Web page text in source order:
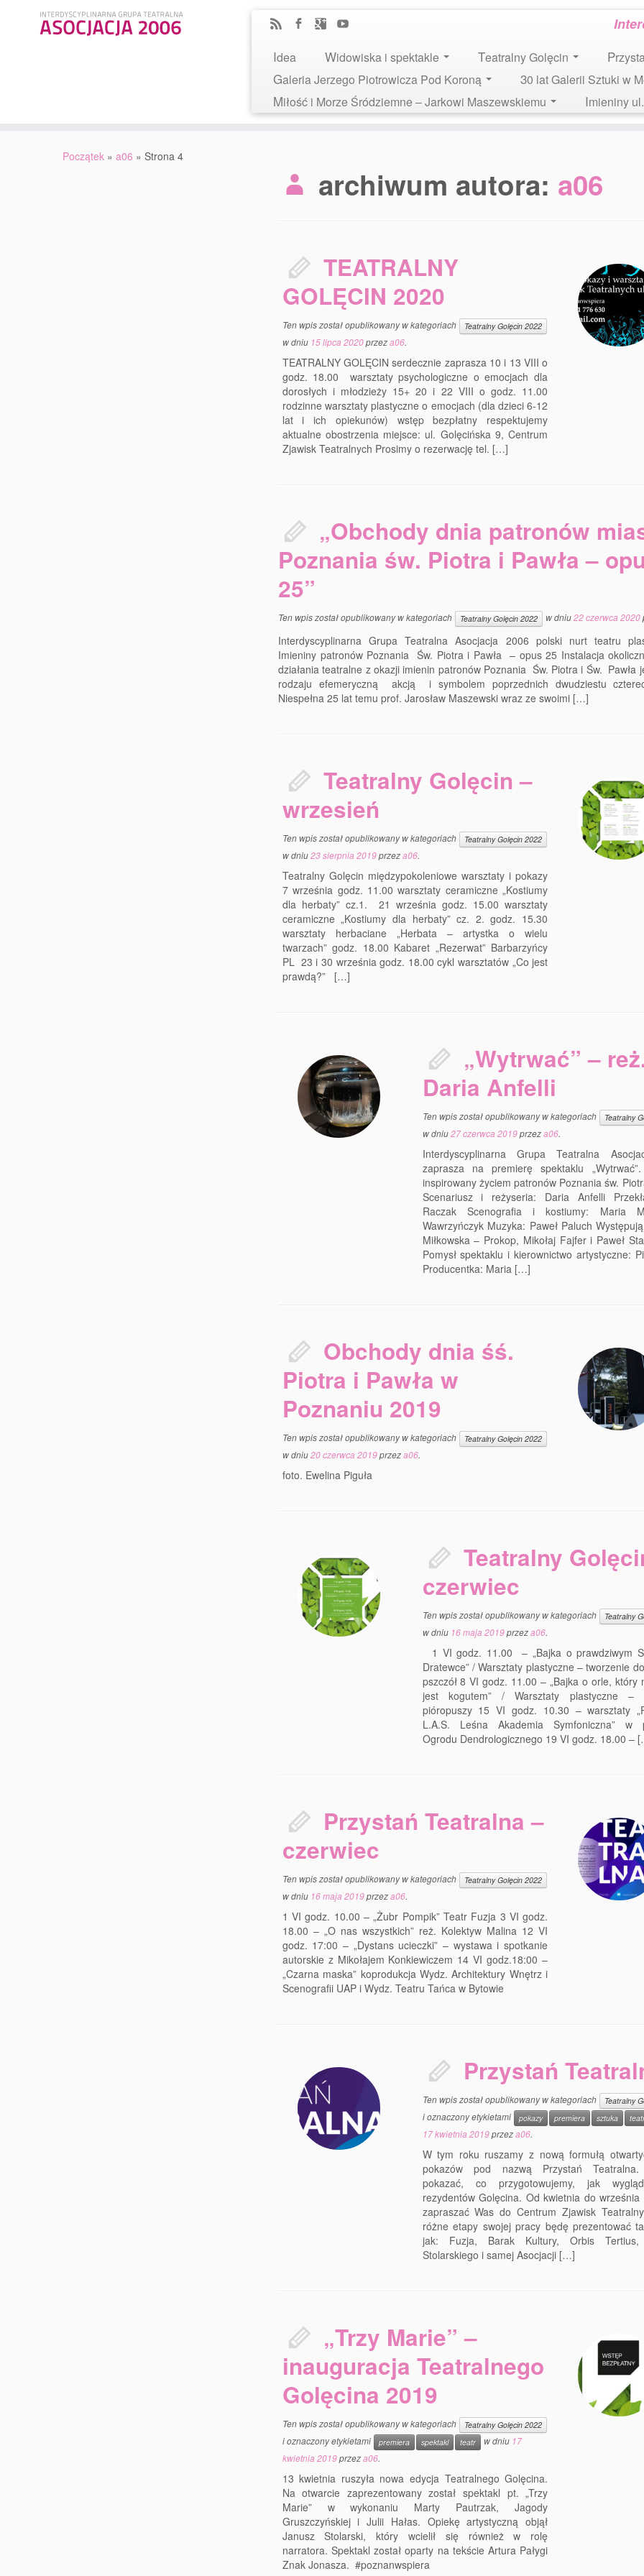
Idea Widowiska i spektakle Teatralny Golęcin
Galeria Jerzego Piotrowicza Pod Koroną
30 lat Galerii Sztuki w
Miłość i Morze Śródziemne – Jarkowi Maszewskiemu
Imieniny
Początek » a06 » Strona 4
archiwum autora: a06
TEATRALNY
GOLĘCIN 2020
Ten wpis został opublikowany w kategoriach Teatralny Golęcin 2022
w dniu 15 lipca 2020przeza06.
TEATRALNY GOLĘCIN serdecznie zaprasza 10 i 13 VIII o
godz. 18.00 warsztaty psychologiczne o emocjach dla
dorosłych i młodzieży 15+ 20 i 22 VIII o godz. 11.00
rodzinne warsztaty plastyczne o emocjach (dla dzieci 6-12
lat i ich opiekunów) wstęp bezpłatny respektujemy
aktualne obostrzenia miejsce: ul. Golęcińska 9, Centrum
Zjawisk Teatralnych Prosimy o rezerwację tel. […]
„Obchody dnia patronów
Poznania św. Piotra i Pawła –
25”
Ten wpis został opublikowany w kategoriach Teatralny Golęcin 2022 w dniu22 czerwca 2020
Interdyscyplinarna Grupa Teatralna Asocjacja 2006 polski nurt teatru
Imieniny patronów Poznania Św. Piotra i Pawła – opus 25 Instalacja
działania teatralne z okazji imienin patronów Poznania Św. Piotra i Św. Pawła
rodzaju efemeryczną akcją i symbolem poprzednich dwudziestu
Niespełna 25 lat temu prof. Jarosław Maszewski wraz ze swoimi […]
Teatralny Golęcin –
wrzesień
Ten wpis został opublikowany w kategoriach Teatralny Golęcin 2022
w dniu23 sierpnia 2019przeza06.
Teatralny Golęcin międzypokoleniowe warsztaty i pokazy
7 września godz. 11.00 warsztaty ceramiczne „Kostiumy
dla herbaty” cz.1. 21 września godz. 15.00 warsztaty
ceramiczne „Kostiumy dla herbaty” cz. 2. godz. 15.30
warsztaty herbaciane „Herbata – artystka o wielu
twarzach” godz. 18.00 Kabaret „Rezerwat” Barbarzyńcy
PL 23 i 30 września godz. 18.00 cykl warsztatów „Co jest
prawdą?” […]
„Wytrwać” –
Daria Anfelli
Ten wpis został opublikowany w kategoriach Teatralny
w dniu27 czerwca 2019przeza06.
Interdyscyplinarna Grupa Teatralna
zaprasza na premierę spektaklu
inspirowany życiem patronów Poznania św.
Scenariusz i reżyseria: Daria Anfelli
Raczak Scenografia i kostiumy: Maria
Wawrzyńczyk Muzyka: Paweł Paluch
Miłkowska – Prokop, Mikołaj Fajfer i Paweł
Pomysł spektaklu i kierownictwo artystyczne:
Producentka: Maria […]
Obchody dnia śś.
Piotra i Pawła w
Poznaniu 2019
Ten wpis został opublikowany w kategoriach Teatralny Golęcin 2022
w dniu20 czerwca 2019przeza06.
foto. Ewelina Piguła
Teatralny
czerwiec
Ten wpis został opublikowany w kategoriach Teatralny
w dniu 16 maja 2019przeza06.
1 VI godz. 11.00 – „Bajka o prawdziwym
Dratewce” / Warsztaty plastyczne – tworzenie
pszczół 8 VI godz. 11.00 – „Bajka o orle, który
jest kogutem” / Warsztaty plastyczne –
pióropuszy 15 VI godz. 10.30 – warsztaty
L.A.S. Leśna Akademia Symfoniczna” w
Ogrodu Dendrologicznego 19 VI godz. 18.00 –
Przystań Teatralna –
czerwiec
Ten wpis został opublikowany w kategoriach Teatralny Golęcin 2022
w dniu 16 maja 2019przeza06.
1 VI godz. 10.00 – „Żubr Pompik” Teatr Fuzja 3 VI godz.
18.00 – „O nas wszystkich” reż. Kolektyw Malina 12 VI
godz. 17:00 – „Dystans ucieczki” – wystawa i spotkanie
autorskie z Mikołajem Konkiewiczem 14 VI godz.18:00 –
„Czarna maska” koprodukcja Wydz. Architektury Wnętrz i
Scenografii UAP i Wydz. Teatru Tańca w Bytowie
Przystań
Ten wpis został opublikowany w kategoriach Teatralny
i oznaczony etykietami pokazy premiera sztuka
17 kwietnia 2019przeza06.
W tym roku ruszamy z nową formułą
pokazów pod nazwą Przystań Teatralna.
pokazać, co przygotowujemy, jak
rezydentów Golęcina. Od kwietnia do września
zapraszać Was do Centrum Zjawisk
różne etapy swojej pracy będę prezentować
jak: Fuzja, Barak Kultury, Orbis Tertius,
Stolarskiego i samej Asocjacji […]
„Trzy Marie” –
inauguracja Teatralnego
Golęcina 2019
Ten wpis został opublikowany w kategoriach Teatralny Golęcin 2022
i oznaczony etykietami premiera spektakl teatr w dniu 17
kwietnia 2019przeza06.
13 kwietnia ruszyła nowa edycja Teatralnego Golęcina.
Na otwarcie zaprezentowany został spektakl pt. „Trzy
Marie” w wykonaniu Marty Pautrzak, Jagody
Gruszczyńskiej i Julii Hałas. Opiekę artystyczną objął
Janusz Stolarski, który wcielił się również w rolę
narratora. Spektakl został oparty na tekście Artura Pałygi
Znak Jonasza. #poznanwspiera